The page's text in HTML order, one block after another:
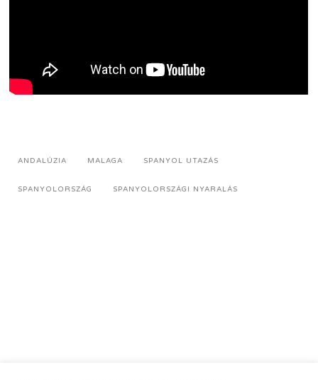
ANDALÚZIA MALAGA SPANYOL UTAZÁS
SPANYOLORSZÁG SPANYOLORSZÁGI NYARALÁS